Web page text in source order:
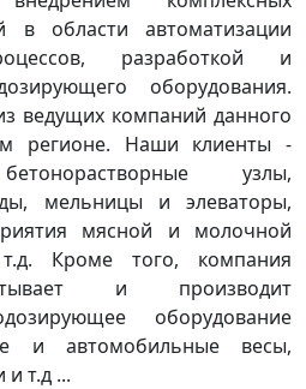
в области автоматизации
разработкой и
оборудования.
ведущих компаний данного
регионе. Наши клиенты -
узлы,
мельницы и элеваторы,
мясной и молочной
Кроме того, компания
и производит
оборудование
и автомобильные весы,
и т.д ...